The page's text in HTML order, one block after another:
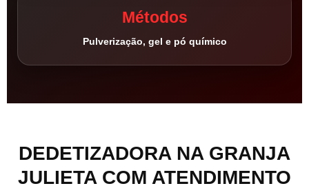
Métodos
Pulverização, gel e pó químico
DEDETIZADORA NA GRANJA
JULIETA COM ATENDIMENTO